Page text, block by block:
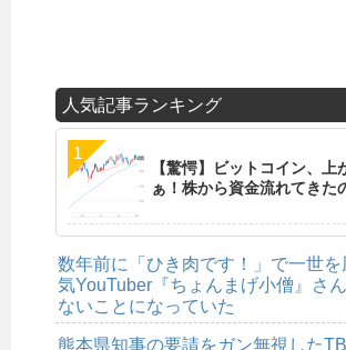
人気記事ランキング
【驚愕】ビットコイン、上
ぁ！株から資金流れてきた
数年前に「ひき肉です！」で一世を
気YouTuber『ちょんまげ小僧』さ
ないことになっていた
熊本県知事の要請をガン無視した